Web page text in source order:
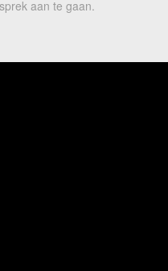
aan te gaan.